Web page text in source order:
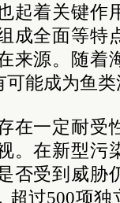
起着关键作
成全面等特
来源。随着
能成为鱼
在一定耐受
。在新型污
否受到威胁
超过500项